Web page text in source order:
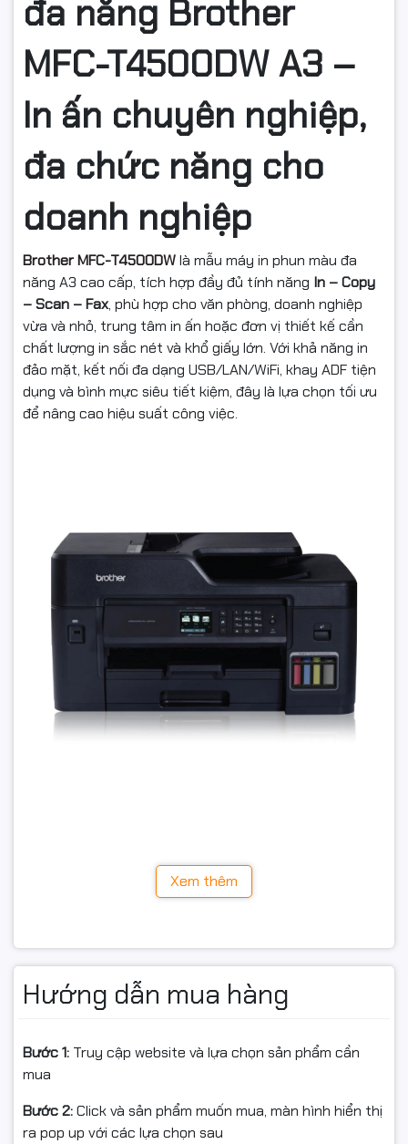
đa năng Brother
MFC-T4500DW A3 –
In ấn chuyên nghiệp,
đa chức năng cho
doanh nghiệp
Brother MFC-T4500DWlà mẫu máy in phun màu đa
năng A3 cao cấp, tích hợp đầy đủ tính năng In – Copy
– Scan – Fax, phù hợp cho văn phòng, doanh nghiệp
vừa và nhỏ, trung tâm in ấn hoặc đơn vị thiết kế cần
chất lượng in sắc nét và khổ giấy lớn. Với khả năng in
đảo mặt, kết nối đa dạng USB/LAN/WiFi, khay ADF tiện
dụng và bình mực siêu tiết kiệm, đây là lựa chọn tối ưu
để nâng cao hiệu suất công việc.
Đáp ứng mọi nhu cầu
Brother MFC-T4500DW hỗ trợ in màukhổ A3, giúp thể
hiện hình ảnh, bảng biểu, bản vẽ kỹ thuật, poster, báo
cáo và tài liệu thiết kế một cách rõ ràng, nổi bật.
sắc nét, phù hợp cho:
Văn phòng công ty
Trung tâm marketing – thiết kế
Xem thêm
Hướng dẫn mua hàng
Bước 1: Truy cập website và lựa chọn sản phẩm cần
mua
Bước 2:Click và sản phẩm muốn mua, màn hình hiển thị
ra pop up với các lựa chọn sau